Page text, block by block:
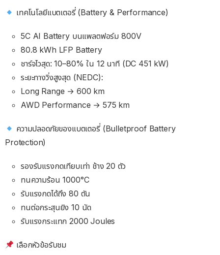
เทคโนโลยีแบตเตอรี่ (Battery & Performance)
5C AI Battery บนแพลตฟอร์ม 800V
80.8 kWh LFP Battery
ชาร์จไวสุด: 10–80% ใน 12 นาที (DC 451 kW)
ระยะทางวิ่งสูงสุด (NEDC):
Long Range → 600 km
AWD Performance → 575 km
ความปลอดภัยของแบตเตอรี่ (Bulletproof Battery
Protection)
รองรับแรงกดเทียบเท่า ช้าง 20 ตัว
ทนความร้อน 1000°C
รับแรงกดได้ถึง 80 ตัน
ทนต่อกระสุนยิง 10 นัด
รับแรงกระแทก 2000 Joules
เลือกหัวข้อรับชม